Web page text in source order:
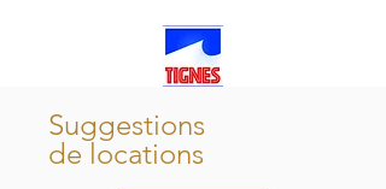
Suggestions
de locations